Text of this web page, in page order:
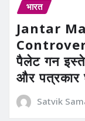
भारत
Jantar
पैलेट गन
और पत्रकार
Satvik